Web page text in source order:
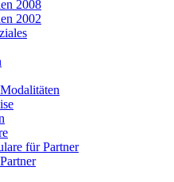
2008
2002
für Partner